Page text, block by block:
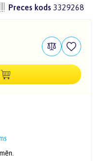
Preces kods 3329268